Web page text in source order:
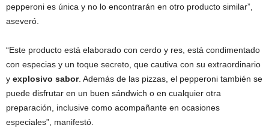
pepperoni es única y no lo encontrarán en otro producto similar”,
aseveró.
“Este producto está elaborado con cerdo y res, está condimentado
con especias y un toque secreto, que cautiva con su extraordinario
y explosivo sabor. Además de las pizzas, el pepperoni también se
puede disfrutar en un buen sándwich o en cualquier otra
preparación, inclusive como acompañante en ocasiones
especiales”, manifestó.